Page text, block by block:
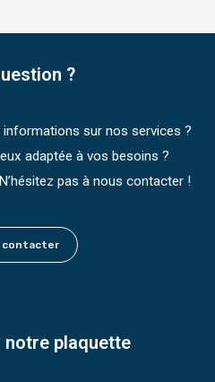
?
sur nos services ?
adaptée à vos besoins ?
pas à nous contacter !
contacter
notre plaquette